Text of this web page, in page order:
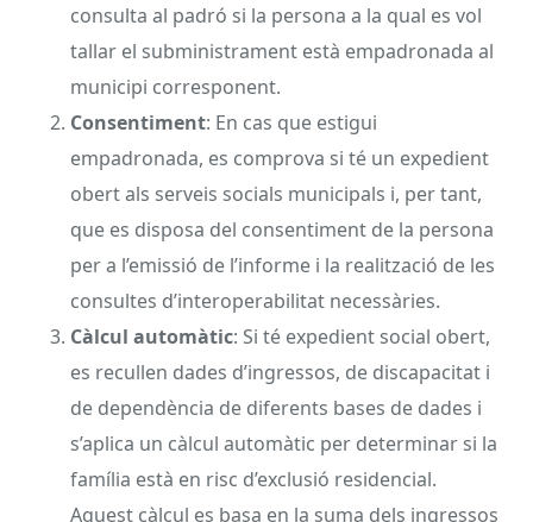
consulta al padró si la persona a la qual es vol
tallar el subministrament està empadronada al
municipi corresponent.
Consentiment: En cas que estigui
empadronada, es comprova si té un expedient
obert als serveis socials municipals i, per tant,
que es disposa del consentiment de la persona
per a l’emissió de l’informe i la realització de les
consultes d’interoperabilitat necessàries.
Càlcul automàtic: Si té expedient social obert,
es recullen dades d’ingressos, de discapacitat i
de dependència de diferents bases de dades i
s’aplica un càlcul automàtic per determinar si la
família està en risc d’exclusió residencial.
Aquest càlcul es basa en la suma dels ingressos